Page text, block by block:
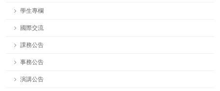
學生專欄
國際交流
課務公告
事務公告
演講公告